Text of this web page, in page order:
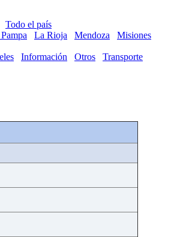
Todo el país
La Rioja Mendoza
Misiones
Información Otros
Transporte